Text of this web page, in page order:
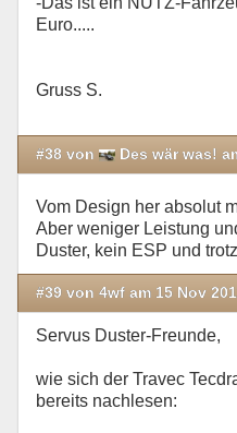
Euro.....
Gruss S.
#38 von Des wär was!
Vom Design her absolut
Aber weniger Leistung
Duster, kein ESP und
#39 von 4wf am 15 Nov
Servus Duster-Freunde,
wie sich der Travec
bereits nachlesen: